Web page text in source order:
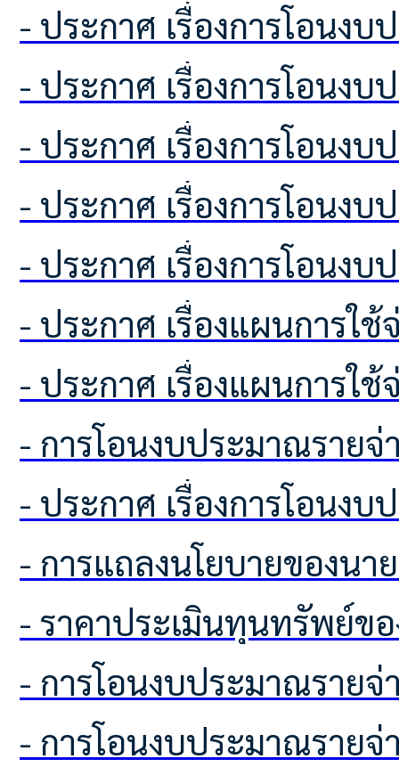
- ประกาศ เรื่องการโอน
- ประกาศ เรื่องการโอน
- ประกาศ เรื่องการโอน
- ประกาศ เรื่องการโอน
- ประกาศ เรื่องการโอน
- ประกาศ เรื่องแผนการ
- ประกาศ เรื่องแผนการ
- การโอนงบประมาณรา
- ประกาศ เรื่องการโอน
- การแถลงนโยบายของน
- ราคาประเมินทุนทรัพย์
- การโอนงบประมาณรา
- การโอนงบประมาณรา